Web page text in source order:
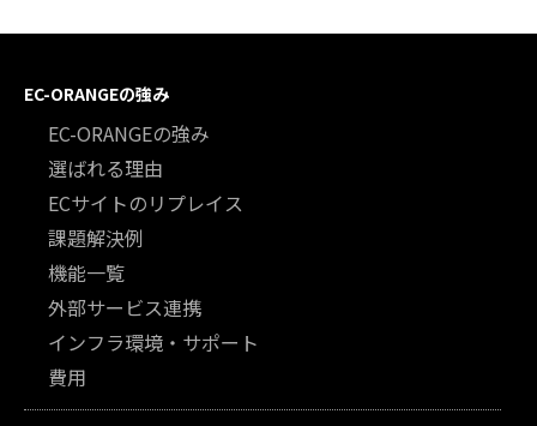
EC-ORANGEの強み
EC-ORANGEの強み
選ばれる理由
ECサイトのリプレイス
課題解決例
機能一覧
外部サービス連携
インフラ環境・サポート
費用